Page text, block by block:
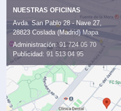
NUESTRAS OFICINAS
Avda. San Pablo 28 - Nave 27,
28823 Coslada (Madrid) Mapa
Administración: 91 724 05 70
Publicidad: 91 513 04 95